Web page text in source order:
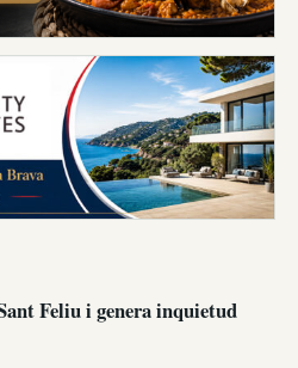
Feliu i genera inquietud